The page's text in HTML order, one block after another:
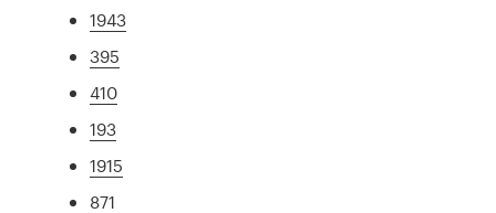
1943
395
410
193
1915
871